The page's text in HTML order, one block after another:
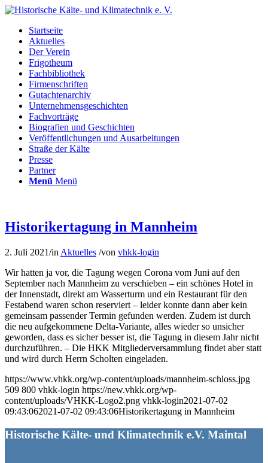
Startseite
Aktuelles
Der Verein
Frigotheum
Fachbibliothek
Firmenschriften
Gutachtenarchiv
Unternehmensgeschichten
Fachvorträge
Biografien und Geschichten
Veröffentlichungen und Ausarbeitungen
Straße der Kälte
Presse
Partner
Menü Menü
Historikertagung in Mannheim
2. Juli 2021/in Aktuelles /von vhkk-login
Wir hatten ja vor, die Tagung wegen Corona vom Juni auf den
September nach Mannheim zu verschieben – ein schönes Hotel in
der Innenstadt, direkt am Wasserturm und ein Restaurant für den
Festabend waren schon reserviert – leider konnte dann aber kein
gemeinsam passender Termin gefunden werden. Zudem ist durch
die neu aufgekommene Delta-Variante, alles wieder so unsicher
geworden, dass es sicher besser ist, die Tagung in diesem Jahr nicht
durchzuführen. – Die HKK Mitgliederversammlung findet aber statt
und wird durch Herrn Scholten eingeladen.
https://www.vhkk.org/wp-content/uploads/mannheim-schloss.jpg
509 800 vhkk-login https://new.vhkk.org/wp-
content/uploads/VHKK-Logo2.png vhkk-login2021-07-02
09:43:062021-07-02 09:43:06Historikertagung in Mannheim
Historische Kälte- und Klimatechnik e.V. Maintal